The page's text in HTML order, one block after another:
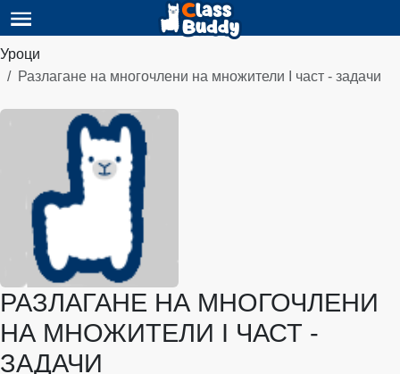
Уроци
Разлагане на многочлени на множители I част - задачи
РАЗЛАГАНЕ НА МНОГОЧЛЕНИ
НА МНОЖИТЕЛИ I ЧАСТ -
ЗАДАЧИ